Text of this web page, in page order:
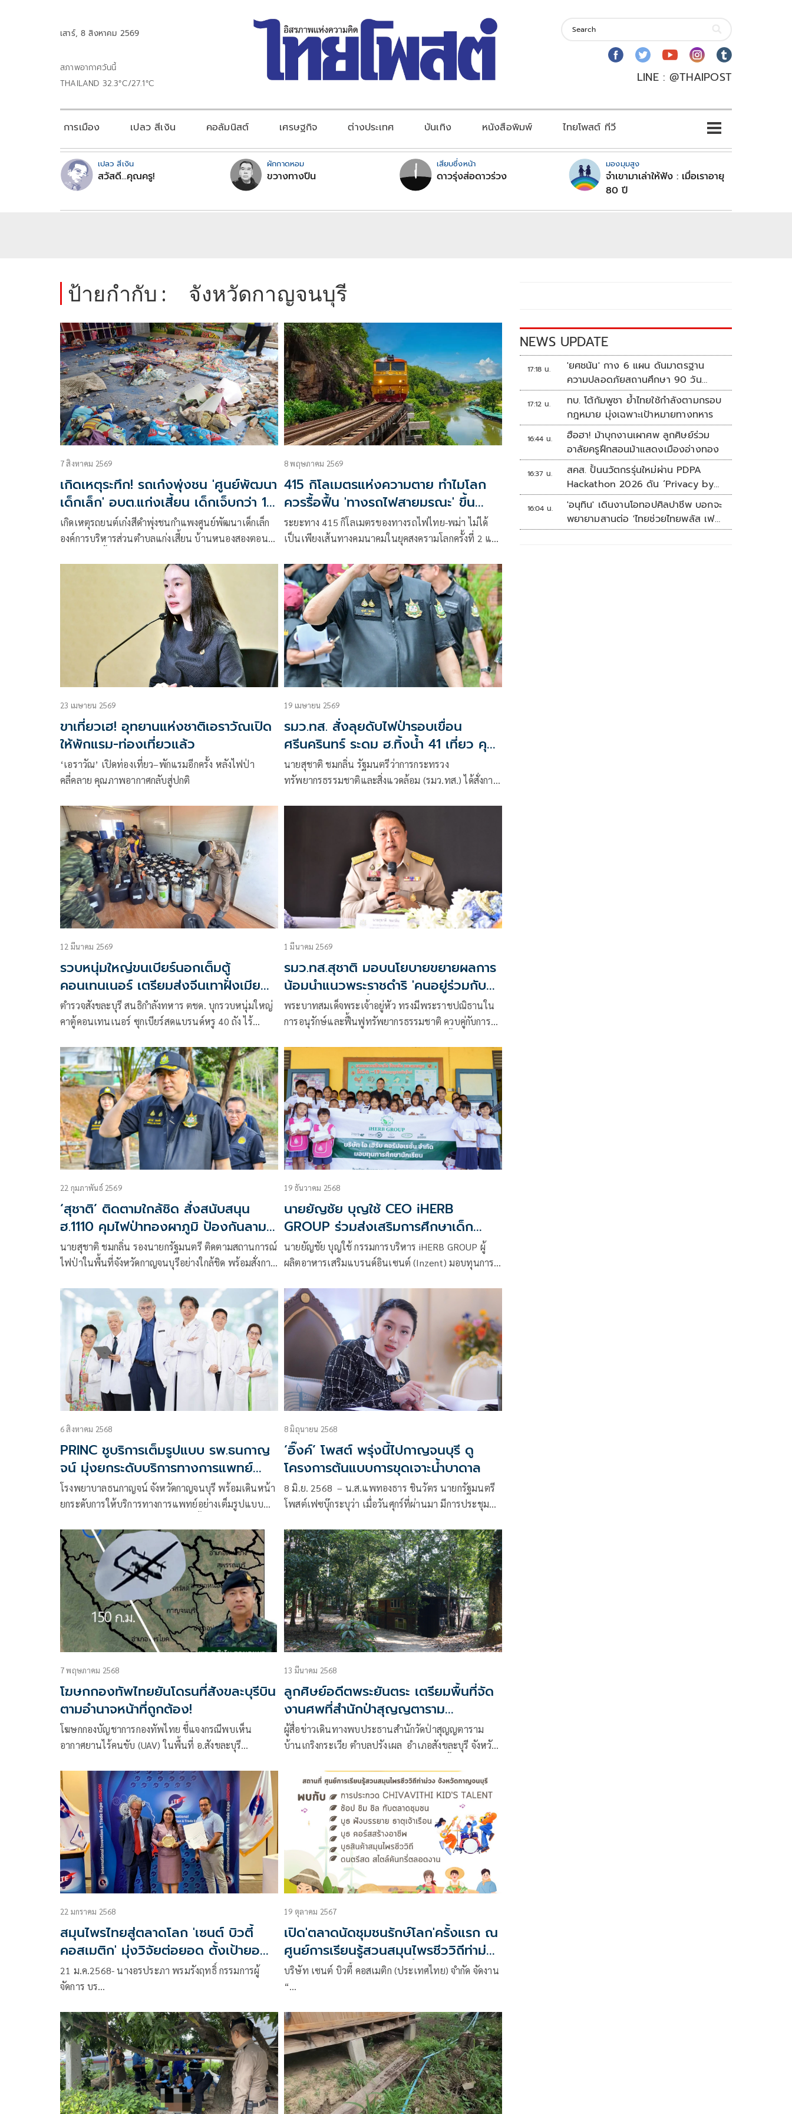
เสาร์, 8 สิงหาคม 2569
สภาพอากาศวันนี้
THAILAND 32.3°C/27.1°C
LINE : @THAIPOST
การเมือง เปลว สีเงิน คอลัมนิสต์ เศรษฐกิจ ต่างประเทศ บันเทิง หนังสือพิมพ์ ไทยโพสต์ ทีวี
เปลว สีเงิน
สวัสดี...คุณครู!
ผักกาดหอม
ขวางทางปืน
เสียบซึ่งหน้า
ดาวรุ่งส่อดาวร่วง
มองมุมสูง
จำเขามาเล่าให้ฟัง : เมื่อเราอายุ
80 ปี
ป้ายกำกับ : จังหวัดกาญจนบุรี
7 สิงหาคม 2569
เกิดเหตุระทึก! รถเก๋งพุ่งชน 'ศูนย์พัฒนา
เด็กเล็ก' อบต.แก่งเสี้ยน เด็กเจ็บกว่า 10
ราย
เกิดเหตุรถยนต์เก๋งสีดำพุ่งชนกำแพงศูนย์พัฒนาเด็กเล็ก
องค์การบริหารส่วนตำบลแก่งเสี้ยน บ้านหนองสองตอน
บริเวณห้องนอนของเด็กนักเรียน
8 พฤษภาคม 2569
415 กิโลเมตรแห่งความตาย ทำไมโลก
ควรรื้อฟื้น 'ทางรถไฟสายมรณะ' ขึ้น
ทะเบียนมรดกโลก
ระยะทาง 415 กิโลเมตรของทางรถไฟไทย-พม่า ไม่ได้
เป็นเพียงเส้นทางคมนาคมในยุคสงครามโลกครั้งที่ 2 แต่
150,000 ชีวิตต้องสังเวย จนถูกขนานนามว่า “ทางรถไฟ
สายมรณะ” โดยเฉลี่ยในทุก 1 กิโลเมตรของรางรถไฟ
แห่งนี้ มีร่างผู้เสียชีวิตฝังอยู่ใต้พื้นดินราว 360 คน
23 เมษายน 2569
ขาเที่ยวเฮ! อุทยานแห่งชาติเอราวัณเปิด
ให้พักแรม-ท่องเที่ยวแล้ว
‘เอราวัณ’ เปิดท่องเที่ยว–พักแรมอีกครั้ง หลังไฟป่า
คลี่คลาย คุณภาพอากาศกลับสู่ปกติ
19 เมษายน 2569
รมว.ทส. สั่งลุยดับไฟป่ารอบเขื่อน
ศรีนครินทร์ ระดม ฮ.ทิ้งน้ำ 41 เที่ยว คุม
สถานการณ์ใกล้สงบ
นายสุชาติ ชมกลิ่น รัฐมนตรีว่าการกระทรวง
ทรัพยากรธรรมชาติและสิ่งแวดล้อม (รมว.ทส.) ได้สั่งการ
ในพื้นที่กลุ่มป่ารอบเขื่อนศรีนครินทร์ จังหวัดกาญจนบุรี
12 มีนาคม 2569
รวบหนุ่มใหญ่ขนเบียร์นอกเต็มตู้
คอนเทนเนอร์ เตรียมส่งจีนเทาฝั่งเมีย
นมา
ตำรวจสังขละบุรี สนธิกำลังทหาร ตชด. บุกรวบหนุ่มใหญ่
คาตู้คอนเทนเนอร์ ซุกเบียร์สดแบรนด์หรู 40 ถัง ไร้
สถานบันเทิงครบวงจรชายแดน
1 มีนาคม 2569
รมว.ทส.สุชาติ มอบนโยบายขยายผลการ
น้อมนำแนวพระราชดำริ 'คนอยู่ร่วมกับป่า
อย่างยั่งยืน' สู่พื้นที่ป่าอนุรักษ์ทั่วประเทศ
พระบาทสมเด็จพระเจ้าอยู่หัว ทรงมีพระราชปณิธานใน
การอนุรักษ์และฟื้นฟูทรัพยากรธรรมชาติ ควบคู่กับการยก
อนุรักษ์ให้สามารถดำรงชีวิตได้อย่างมั่นคงและถูกต้อง
ตามกฎหมาย จึงทรงพระกรุณาโปรดเกล้าโปรดกระหม่อม
รับ โครงการพัฒนาชุมชนในเขตรักษาพันธุ์สัตว์ป่าและ
อุทยานแห่งชาติ จังหวัดกาญจนบุรี ไว้ในพระบรม
ราชูปถัมภ์
22 กุมภาพันธ์ 2569
‘สุชาติ’ ติดตามใกล้ชิด สั่งสนับสนุน
ฮ.1110 คุมไฟป่าทองผาภูมิ ป้องกันลาม
เขาช้างเผือก
นายสุชาติ ชมกลิ่น รองนายกรัฐมนตรี ติดตามสถานการณ์
ไฟป่าในพื้นที่จังหวัดกาญจนบุรีอย่างใกล้ชิด พร้อมสั่งการ
สิ่งแวดล้อม บูรณาการกำลังทั้งภาคพื้นและทางอากาศ
เพื่อเร่งควบคุมสถานการณ์ไฟป่าหมอกควันในพื้นที่กลุ่ม
ป่ารอบเขื่อนศรีนครินทร์ จังหวัดกาญจนบุรี
19 ธันวาคม 2568
นายยัญชัย บุญใช้ CEO iHERB
GROUP ร่วมส่งเสริมการศึกษาเด็ก
นักเรียนยากไร้ เนื่องในโอกาสวันเด็ก
แห่งชาติ
นายยัญชัย บุญใช้ กรรมการบริหาร iHERB GROUP ผู้
ผลิตอาหารเสริมแบรนด์อินเซนต์ (Inzent) มอบทุนการ
บาท ณ โรงเรียนหนองตาแพ่ง จังหวัดกาญจนบุรี
6 สิงหาคม 2568
PRINC ชูบริการเต็มรูปแบบ รพ.ธนกาญ
จน์ มุ่งยกระดับบริการทางการแพทย์
เพื่อชาวกาญจนบุรี และประชาชนภาค
ตะวันตก
โรงพยาบาลธนกาญจน์ จังหวัดกาญจนบุรี พร้อมเดินหน้า
ยกระดับการให้บริการทางการแพทย์อย่างเต็มรูปแบบ
จำกัด (มหาชน) หรือ PRINC Group โดยมุ่งมั่นพัฒนาทั้ง
สถานที่และบริการ
8 มิถุนายน 2568
‘อิ๊งค์’ โพสต์ พรุ่งนี้ไปกาญจนบุรี ดู
โครงการต้นแบบการขุดเจาะน้ำบาดาล
8 มิ.ย. 2568 – น.ส.แพทองธาร ชินวัตร นายกรัฐมนตรี
โพสต์เฟซบุ๊กระบุว่า เมื่อวันศุกร์ที่ผ่านมา มีการประชุม
ทรัพยากรธรรมชาติและสิ่งแวดล้อม ซึ่งเรื่องนี้เป็นวาระ
สำคัญของรัฐบาล เพราะเป็นปัญหาที่ส่งผลกระทบกับพี่
น้องประชาชนอย่างกว้างขวางค่ะ
7 พฤษภาคม 2568
โฆษกกองทัพไทยยันโดรนที่สังขละบุรีบิน
ตามอำนาจหน้าที่ถูกต้อง!
โฆษกกองบัญชาการกองทัพไทย ชี้แจงกรณีพบเห็น
อากาศยานไร้คนขับ (UAV) ในพื้นที่ อ.สังขละบุรี
13 มีนาคม 2568
ลูกศิษย์อดีตพระยันตระ เตรียมพื้นที่จัด
งานศพที่สำนักป่าสุญญตาราม
กาญจนบุรี
ผู้สื่อข่าวเดินทางพบประธานสำนักวัดป่าสุญญตาราม
บ้านเกริงกระเวีย ตำบลปรังเผล อำเภอสังขละบุรี จังหวัด
สหรัฐอเมริกา ให้กับพระยันตระ
22 มกราคม 2568
สมุนไพรไทยสู่ตลาดโลก 'เซนต์ บิวตี้
คอสเมติก' มุ่งวิจัยต่อยอด ตั้งเป้ายอด
ขาย 270 ล้าน
21 ม.ค.2568- นางอรประภา พรมรังฤทธิ์ กรรมการผู้
จัดการ บร…
19 ตุลาคม 2567
เปิด'ตลาดนัดชุมชนรักษ์โลก'ครั้งแรก ณ
ศูนย์การเรียนรู้สวนสมุนไพรชีววิถีท่าม่วง
กาญจนบุรี 26-27 ต.ค.นี้
บริษัท เซนต์ บิวตี้ คอสเมติก (ประเทศไทย) จำกัด จัดงาน
“…
NEWS UPDATE
17:18 น.
'ยศชนัน' กาง 6 แผน ดันมาตรฐาน
ความปลอดภัยสถานศึกษา 90 วัน
ป้องกันก่อเหตุรุนแรง
17:12 น.
ทบ. โต้กัมพูชา ย้ำไทยใช้กำลังตามกรอบ
กฎหมาย มุ่งเฉพาะเป้าหมายทางทหาร
16:44 น.
ฮือฮา! ม้าบุกงานเผาศพ ลูกศิษย์ร่วม
อาลัยครูฝึกสอนม้าแสดงเมืองอ่างทอง
16:37 น.
สคส. ปั้นนวัตกรรุ่นใหม่ผ่าน PDPA
Hackathon 2026 ดัน ‘Privacy by
Design for all’ สู่โซลูชันคุ้มครอง
ข้อมูลส่วนบุคคลที่ใช้ได้จริง
16:04 น.
'อนุทิน' เดินงานโอทอปศิลปาชีพ บอกจะ
พยายามสานต่อ 'ไทยช่วยไทยพลัส เฟส
2'